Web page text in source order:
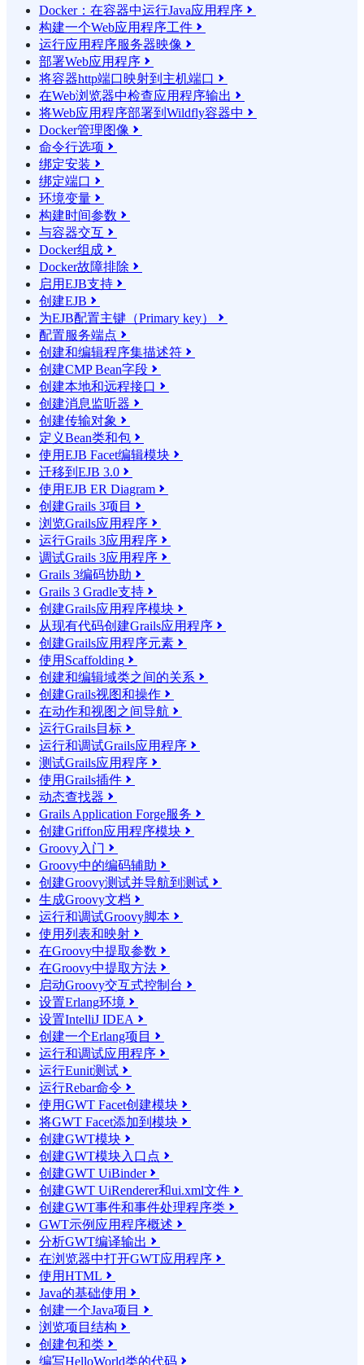
Docker：在容器中运行Java应用程序 
构建一个Web应用程序工件 
运行应用程序服务器映像 
部署Web应用程序 
将容器http端口映射到主机端口 
在Web浏览器中检查应用程序输出 
将Web应用程序部署到Wildfly容器中 
Docker管理图像 
命令行选项 
绑定安装 
绑定端口 
环境变量 
构建时间参数 
与容器交互 
Docker组成 
Docker故障排除 
启用EJB支持 
创建EJB 
为EJB配置主键（Primary key） 
配置服务端点 
创建和编辑程序集描述符 
创建CMP Bean字段 
创建本地和远程接口 
创建消息监听器 
创建传输对象 
定义Bean类和包 
使用EJB Facet编辑模块 
迁移到EJB 3.0 
使用EJB ER Diagram 
创建Grails 3项目 
浏览Grails应用程序 
运行Grails 3应用程序 
调试Grails 3应用程序 
Grails 3编码协助 
Grails 3 Gradle支持 
创建Grails应用程序模块 
从现有代码创建Grails应用程序 
创建Grails应用程序元素 
使用Scaffolding 
创建和编辑域类之间的关系 
创建Grails视图和操作 
在动作和视图之间导航 
运行Grails目标 
运行和调试Grails应用程序 
测试Grails应用程序 
使用Grails插件 
动态查找器 
Grails Application Forge服务 
创建Griffon应用程序模块 
Groovy入门 
Groovy中的编码辅助 
创建Groovy测试并导航到测试 
生成Groovy文档 
运行和调试Groovy脚本 
使用列表和映射 
在Groovy中提取参数 
在Groovy中提取方法 
启动Groovy交互式控制台 
设置Erlang环境 
设置IntelliJ IDEA 
创建一个Erlang项目 
运行和调试应用程序 
运行Eunit测试 
运行Rebar命令 
使用GWT Facet创建模块 
将GWT Facet添加到模块 
创建GWT模块 
创建GWT模块入口点 
创建GWT UiBinder
创建GWT UiRenderer和ui.xml文件 
创建GWT事件和事件处理程序类 
GWT示例应用程序概述 
分析GWT编译输出 
在浏览器中打开GWT应用程序 
使用HTML 
Java的基础使用 
创建一个Java项目 
浏览项目结构 
创建包和类 
编写HelloWorld类的代码 